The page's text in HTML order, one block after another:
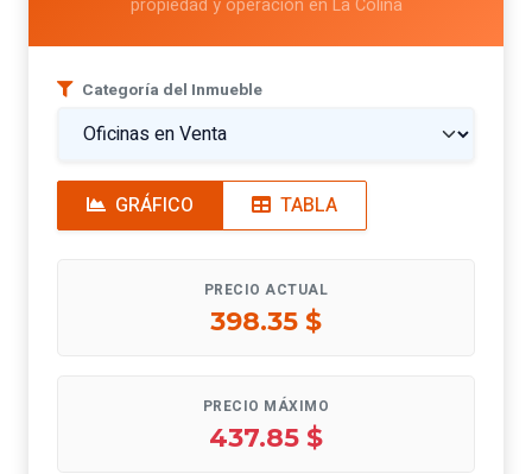
propiedad y operación en La Colina
Categoría del Inmueble
GRÁFICO TABLA
PRECIO ACTUAL
398.35 $
PRECIO MÁXIMO
437.85 $